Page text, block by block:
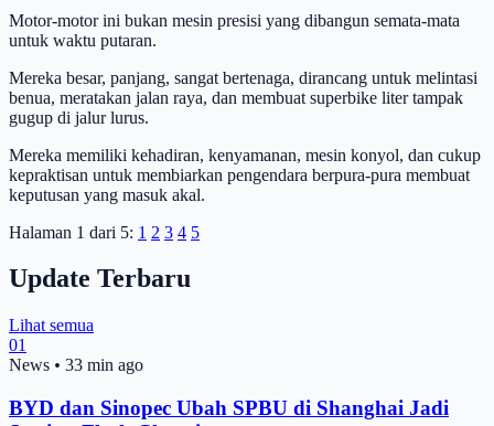
Motor-motor ini bukan mesin presisi yang dibangun semata-mata
untuk waktu putaran.
Mereka besar, panjang, sangat bertenaga, dirancang untuk melintasi
benua, meratakan jalan raya, dan membuat superbike liter tampak
gugup di jalur lurus.
Mereka memiliki kehadiran, kenyamanan, mesin konyol, dan cukup
kepraktisan untuk membiarkan pengendara berpura-pura membuat
keputusan yang masuk akal.
Halaman 1 dari 5: 1 2 3 4 5
Update Terbaru
Lihat semua
01
News • 33 min ago
BYD dan Sinopec Ubah SPBU di Shanghai Jadi